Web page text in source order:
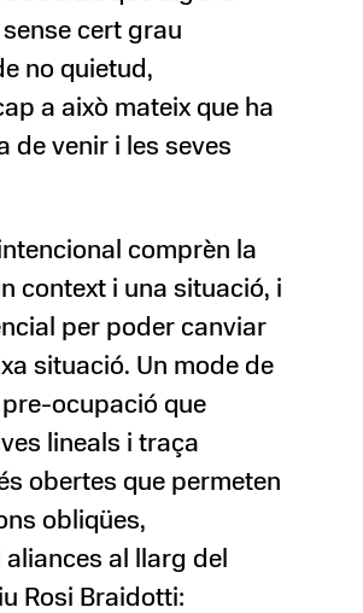
cert grau
no quietud,
a això mateix que ha
de venir i les seves
comprèn la
context i una situació, i
per poder canviar
situació. Un mode de
ocupació que
lineals i traça
obertes que permeten
obliqües,
al llarg del
Rosi Braidotti: